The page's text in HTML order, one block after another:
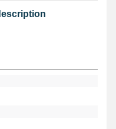
Déterminez la
montre que vous avez
réglage dans le but
mensurations, le
davantage de personne.
taille en épaisseur du
épais.